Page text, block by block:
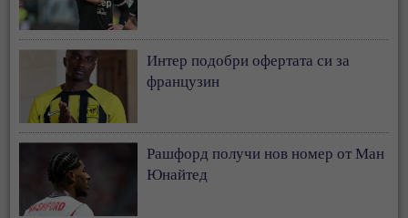
Интер подобри офертата си за
французин
Рашфорд получи нов номер от Ман
Юнайтед